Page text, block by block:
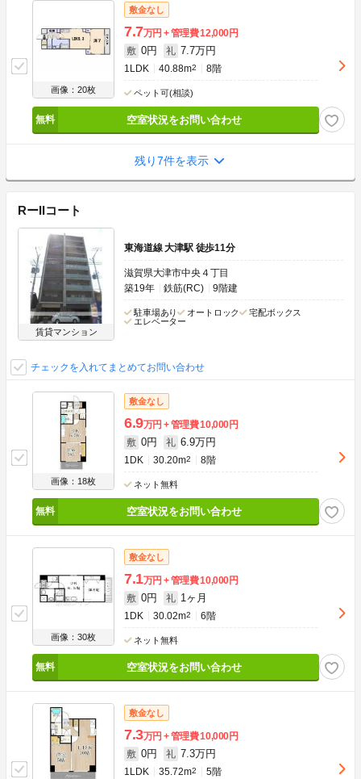
画像：20枚
敷金なし
7.7万円 管理費12,000円
敷 0円 礼 7.7万円
1LDK 40.88m2 8階
ペット可(相談)
空室状況をお問い合わせ
残り7件を表示
RーIIコート
賃貸マンション
東海道線 大津駅 徒歩11分
滋賀県大津市中央４丁目
築19年
鉄筋(RC) 9階建
駐車場あり オートロック
宅配ボックス
エレベーター
チェックを入れてまとめてお問い合わせ
画像：18枚
敷金なし
6.9万円 管理費10,000円
敷 0円 礼 6.9万円
1DK 30.20m2 8階
ネット無料
空室状況をお問い合わせ
画像：30枚
敷金なし
7.1万円 管理費10,000円
敷 0円 礼 1ヶ月
1DK 30.02m2 6階
ネット無料
空室状況をお問い合わせ
敷金なし
7.3万円 管理費10,000円
敷 0円 礼 7.3万円
1LDK 35.72m2 5階